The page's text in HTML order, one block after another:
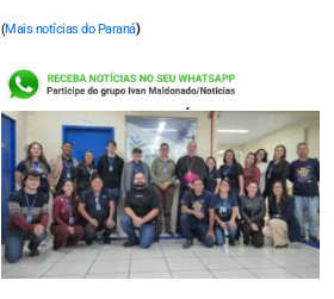
(Mais notícias do Paraná)
LEIA TAMBÉM: